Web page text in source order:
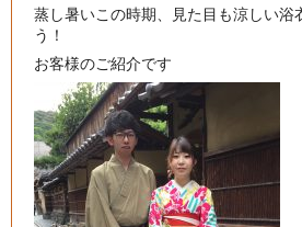
蒸し暑いこの時期、見た目も涼しい浴
う！
お客様のご紹介です